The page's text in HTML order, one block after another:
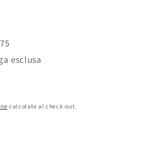
esclusa
calcolate al check-out.